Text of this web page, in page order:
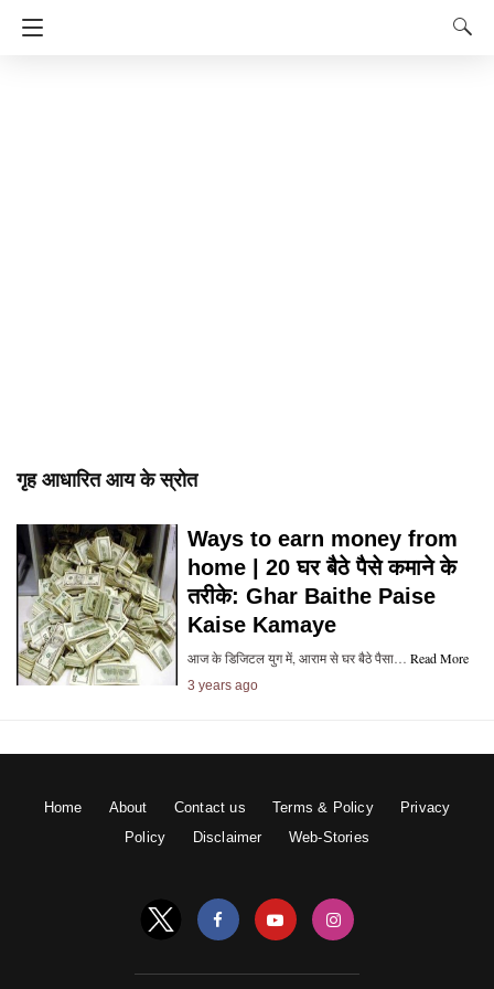
गृह आधारित आय के स्रोत
Ways to earn money from
home | 20 घर बैठे पैसे कमाने के
तरीके: Ghar Baithe Paise
Kaise Kamaye
आज के डिजिटल युग में, आराम से घर बैठे पैसा… Read More
3 years ago
Home About Contact us Terms & Policy
Privacy
Policy
Disclaimer Web-Stories